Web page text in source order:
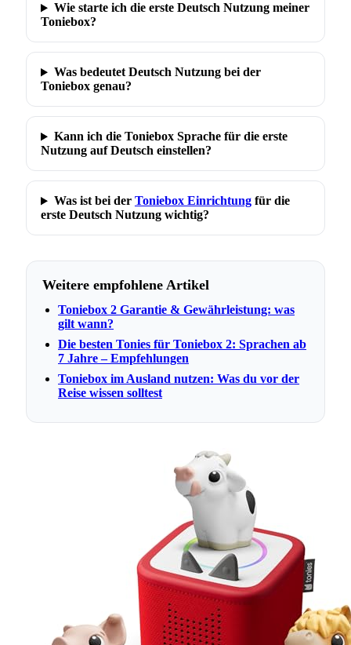
Wie starte ich die erste Deutsch Nutzung meiner
Toniebox?
Was bedeutet Deutsch Nutzung bei der
Toniebox genau?
Kann ich die Toniebox Sprache für die erste
Nutzung auf Deutsch einstellen?
Was ist bei der Toniebox Einrichtungfür die
erste Deutsch Nutzung wichtig?
Weitere empfohlene Artikel
Toniebox 2 Garantie & Gewährleistung: was
gilt wann?
Die besten Tonies für Toniebox 2: Sprachen ab
7 Jahre – Empfehlungen
Toniebox im Ausland nutzen: Was du vor der
Reise wissen solltest